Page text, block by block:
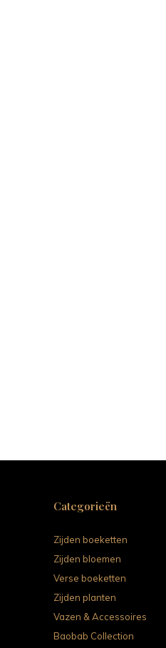
Categorieën
Zijden boeketten
Zijden bloemen
Verse boeketten
Zijden planten
Vazen & Accessoires
Baobab Collection